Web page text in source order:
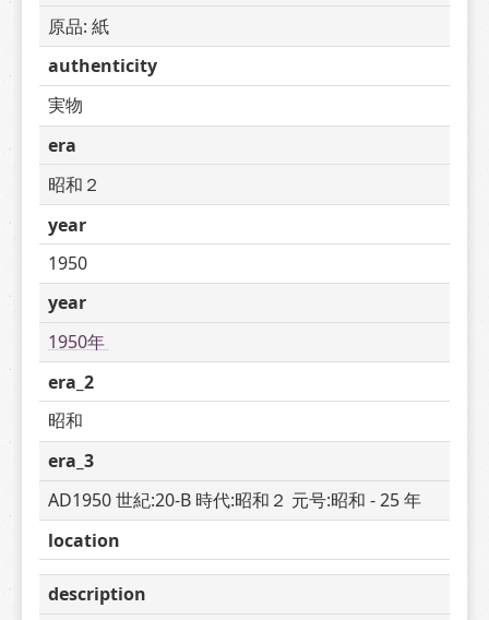
原品: 紙
authenticity
実物
era
昭和２
year
1950
year
1950年
era_2
昭和
era_3
AD1950 世紀:20-B 時代:昭和２ 元号:昭和 - 25 年
location
description